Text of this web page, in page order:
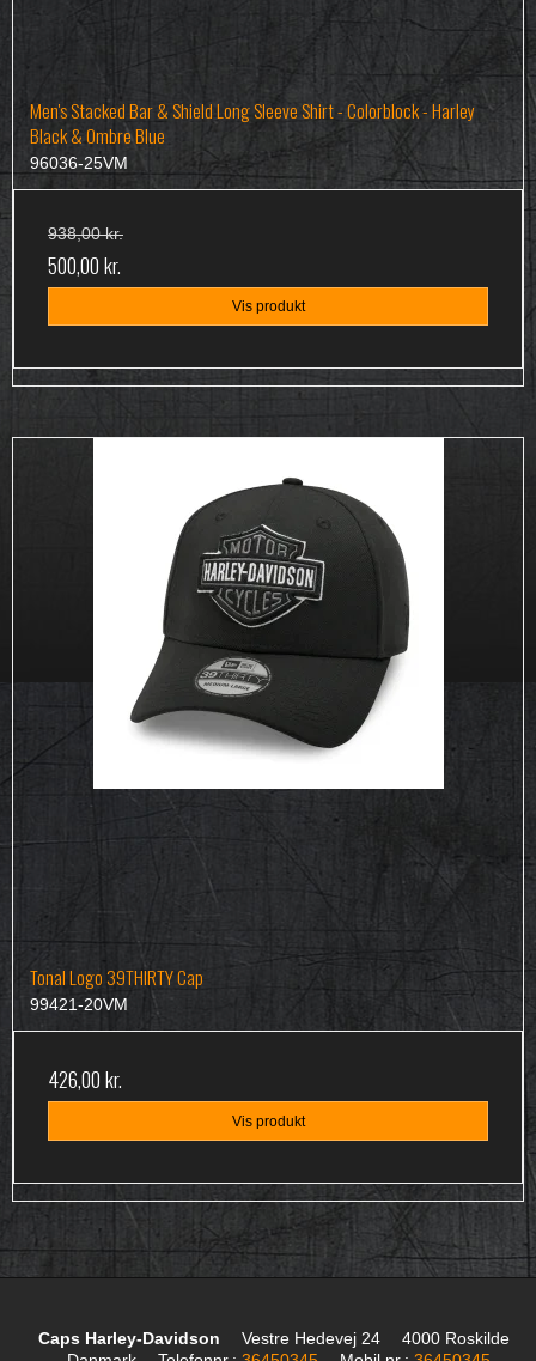
Men's Stacked Bar & Shield Long Sleeve Shirt - Colorblock - Harley
Black & Ombre Blue
96036-25VM
938,00 kr.
500,00 kr.
Vis produkt
Tonal Logo 39THIRTY Cap
99421-20VM
426,00 kr.
Vis produkt
Caps Harley-Davidson Vestre Hedevej 24
4000 Roskilde